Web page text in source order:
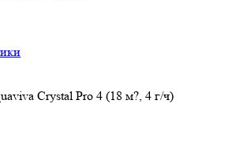
Crystal Pro 4 (18 м?, 4 г/ч)